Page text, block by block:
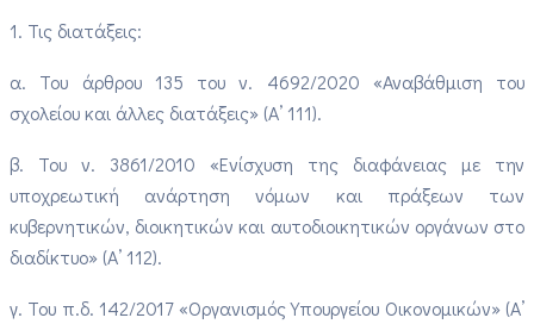
1. Τις διατάξεις:
α. Του άρθρου 135 του ν. 4692/2020 «Αναβάθμιση του
σχολείου και άλλες διατάξεις» (Α’ 111).
β. Του ν. 3861/2010 «Ενίσχυση της διαφάνειας με την
υποχρεωτική ανάρτηση νόμων και πράξεων των
κυβερνητικών, διοικητικών και αυτοδιοικητικών οργάνων στο
διαδίκτυο» (Α’ 112).
γ. Του π.δ. 142/2017 «Οργανισμός Υπουργείου Οικονομικών» (Α’